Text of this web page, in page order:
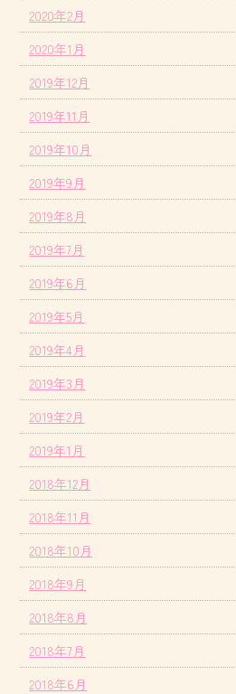
2020年2月
2020年1月
2019年12月
2019年11月
2019年10月
2019年9月
2019年8月
2019年7月
2019年6月
2019年5月
2019年4月
2019年3月
2019年2月
2019年1月
2018年12月
2018年11月
2018年10月
2018年9月
2018年8月
2018年7月
2018年6月